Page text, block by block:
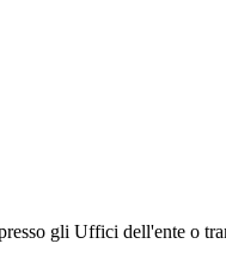
gli Uffici dell'ente o